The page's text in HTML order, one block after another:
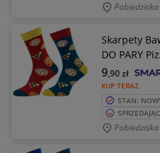
Pobiedziska
Skarpety
KUP TERAZ
9,90zł
STAN:
Pobiedziska